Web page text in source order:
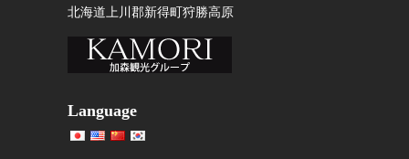
北海道上川郡新得町狩勝高原
Language